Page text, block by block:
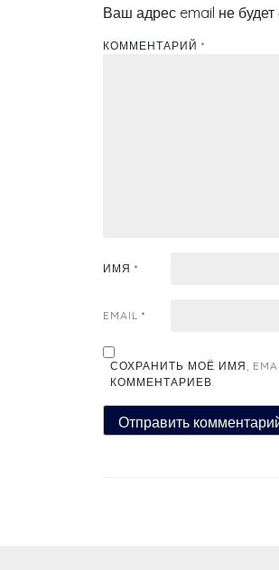
Ваш адрес email не будет
КОММЕНТАРИЙ *
ИМЯ *
EMAIL *
СОХРАНИТЬ МОЁ ИМЯ,
КОММЕНТАРИЕВ.